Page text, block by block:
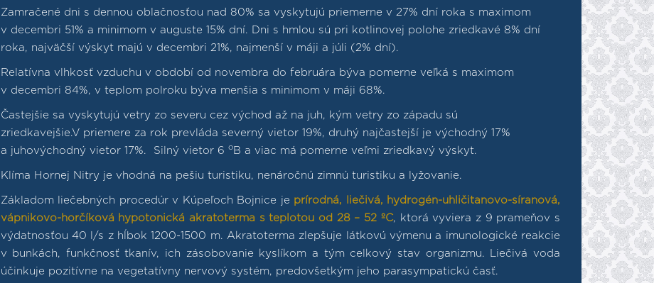
Zamračené dni s dennou oblačnosťou nad 80% sa vyskytujú priemerne v 27% dní roka s maximom
v decembri 51% a minimom v auguste 15% dní. Dni s hmlou sú pri kotlinovej polohe zriedkavé 8% dní
roka, najväčší výskyt majú v decembri 21%, najmenší v máji a júli (2% dní).
Relatívna vlhkosť vzduchu v období od novembra do februára býva pomerne veľká s maximom
v decembri 84%, v teplom polroku býva menšia s minimom v máji 68%.
Častejšie sa vyskytujú vetry zo severu cez východ až na juh, kým vetry zo západu sú
zriedkavejšie.V priemere za rok prevláda severný vietor 19%, druhý najčastejší je východný 17%
a juhovýchodný vietor 17%. Silný vietor 6 oB a viac má pomerne veľmi zriedkavý výskyt.
Klíma Hornej Nitry je vhodná na pešiu turistiku, nenáročnú zimnú turistiku a lyžovanie.
Základom liečebných procedúr v Kúpeľoch Bojnice je prírodná, liečivá, hydrogén-uhličitanovo-síranová,
vápnikovo-horčíková hypotonická akratoterma s teplotou od 28 – 52 ºC, ktorá vyviera z 9 prameňov s
výdatnosťou 40 l/s z hĺbok 1200-1500 m. Akratoterma zlepšuje látkovú výmenu a imunologické reakcie
v bunkách, funkčnosť tkanív, ich zásobovanie kyslíkom a tým celkový stav organizmu. Liečivá voda
účinkuje pozitívne na vegetatívny nervový systém, predovšetkým jeho parasympatickú časť.